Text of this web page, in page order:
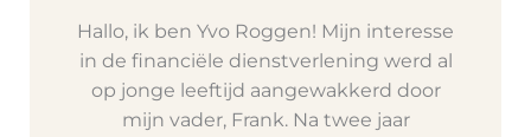
Hallo, ik ben Yvo Roggen! Mijn interesse
in de financiële dienstverlening werd al
op jonge leeftijd aangewakkerd door
mijn vader, Frank. Na twee jaar